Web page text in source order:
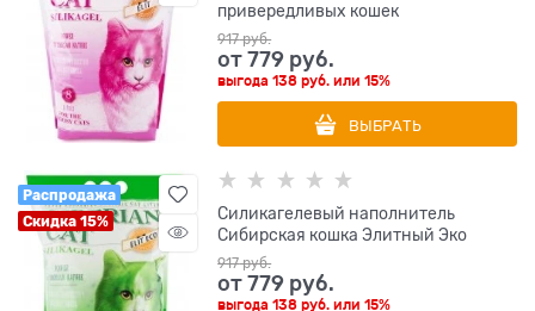
привередливых кошек
917 руб.
от779 руб.
выгода138 руб. или15%
ВЫБРАТЬ
Распродажа
Скидка 15%
Силикагелевый наполнитель
Сибирская кошка Элитный Эко
917 руб.
от779 руб.
выгода138 руб. или15%